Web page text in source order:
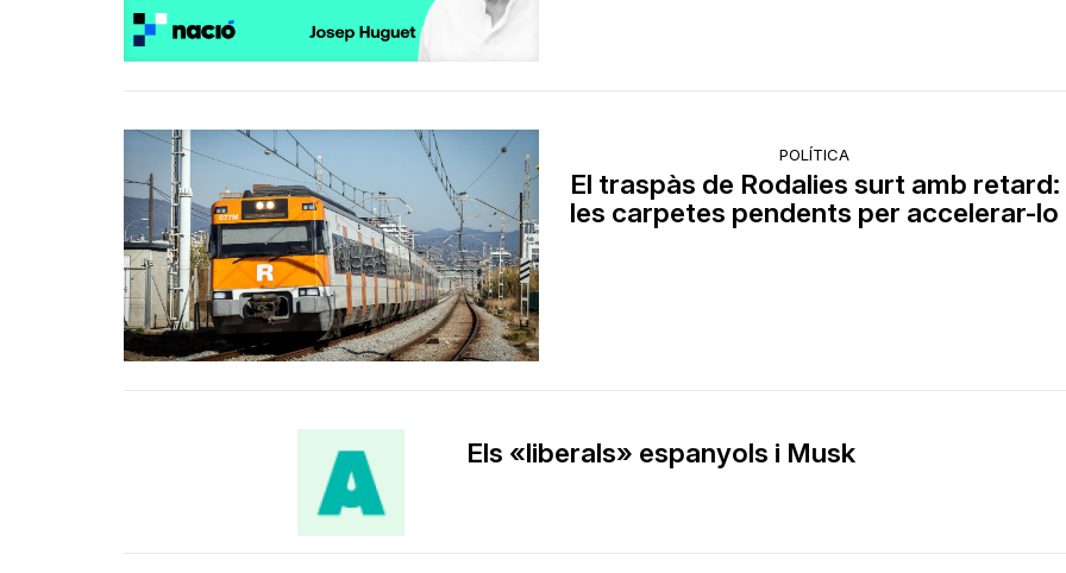
POLÍTICA
El traspàs de Rodalies surt amb retard:
les carpetes pendents per accelerar-lo
Els «liberals» espanyols i Musk